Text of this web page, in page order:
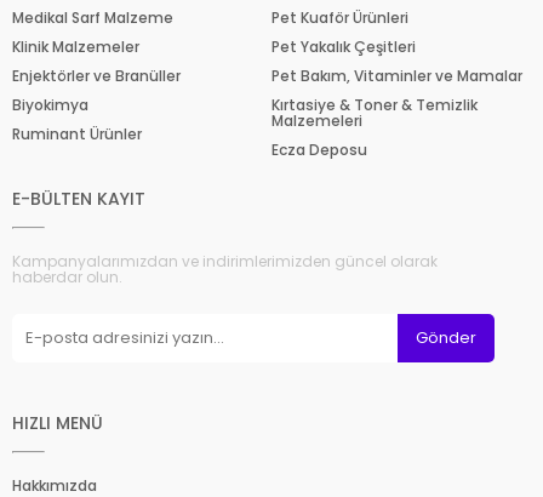
Medikal Sarf Malzeme
Klinik Malzemeler
Enjektörler ve Branüller
Biyokimya
Ruminant Ürünler
Pet Kuaför Ürünleri
Pet Yakalık Çeşitleri
Pet Bakım, Vitaminler ve Mamalar
Kırtasiye & Toner & Temizlik
Malzemeleri
Ecza Deposu
E-BÜLTEN KAYIT
Kampanyalarımızdan ve indirimlerimizden güncel olarak
haberdar olun.
Gönder
HIZLI MENÜ
Hakkımızda